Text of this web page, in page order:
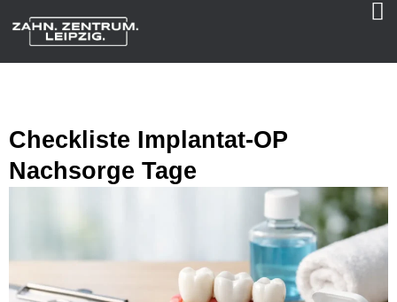
Checkliste Implantat-OP
Nachsorge Tage